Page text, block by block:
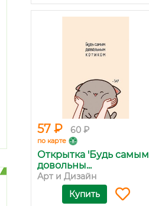
57 ₽ 60 ₽
по карте
Открытка 'Будь самым
довольны...
Арт и Дизайн
Купить